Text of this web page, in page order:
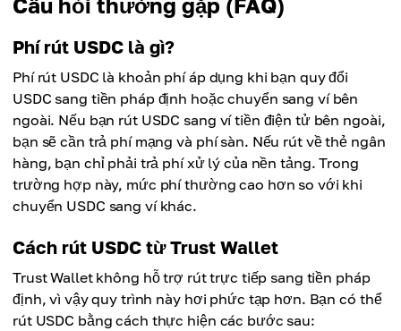
Phí rút USDC là gì?
Phí rút USDC là khoản phí áp dụng khi bạn quy đổi
USDC sang tiền pháp định hoặc chuyển sang ví bên
ngoài. Nếu bạn rút USDC sang ví tiền điện tử bên ngoài,
bạn sẽ cần trả phí mạng và phí sàn. Nếu rút về thẻ ngân
hàng, bạn chỉ phải trả phí xử lý của nền tảng. Trong
trường hợp này, mức phí thường cao hơn so với khi
chuyển USDC sang ví khác.
Cách rút USDC từ Trust Wallet
Trust Wallet không hỗ trợ rút trực tiếp sang tiền pháp
định, vì vậy quy trình này hơi phức tạp hơn. Bạn có thể
rút USDC bằng cách thực hiện các bước sau: